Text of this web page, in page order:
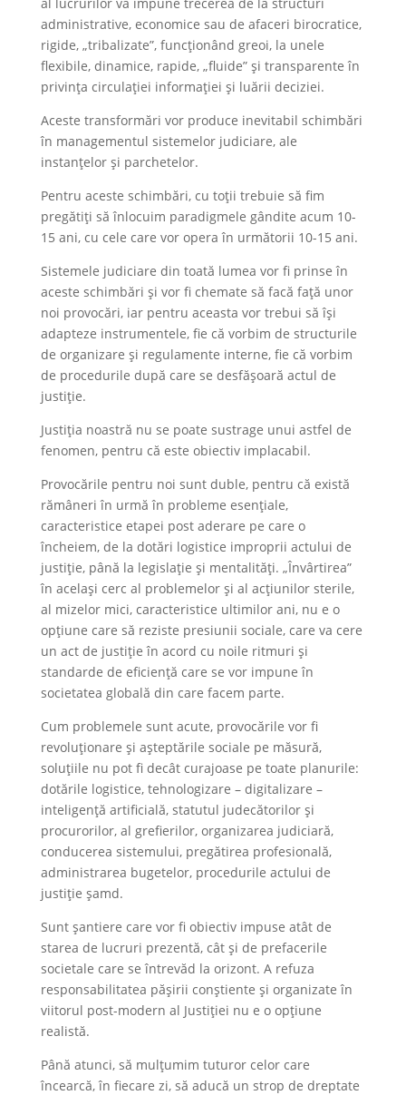
administrative, economice sau de afaceri birocratice,
rigide, „tribalizate”, funcționând greoi, la unele
flexibile, dinamice, rapide, „fluide” și transparente în
privința circulației informației și luării deciziei.
Aceste transformări vor produce inevitabil schimbări
în managementul sistemelor judiciare, ale
instanțelor și parchetelor.
Pentru aceste schimbări, cu toții trebuie să fim
pregătiți să înlocuim paradigmele gândite acum 10-
15 ani, cu cele care vor opera în următorii 10-15 ani.
Sistemele judiciare din toată lumea vor fi prinse în
aceste schimbări și vor fi chemate să facă față unor
noi provocări, iar pentru aceasta vor trebui să își
adapteze instrumentele, fie că vorbim de structurile
de organizare și regulamente interne, fie că vorbim
de procedurile după care se desfășoară actul de
justiție.
Justiția noastră nu se poate sustrage unui astfel de
fenomen, pentru că este obiectiv implacabil.
Provocările pentru noi sunt duble, pentru că există
rămâneri în urmă în probleme esențiale,
caracteristice etapei post aderare pe care o
încheiem, de la dotări logistice improprii actului de
justiție, până la legislație și mentalități. „Învârtirea”
în același cerc al problemelor și al acțiunilor sterile,
al mizelor mici, caracteristice ultimilor ani, nu e o
opțiune care să reziste presiunii sociale, care va cere
un act de justiție în acord cu noile ritmuri și
standarde de eficiență care se vor impune în
societatea globală din care facem parte.
Cum problemele sunt acute, provocările vor fi
revoluționare și așteptările sociale pe măsură,
soluțiile nu pot fi decât curajoase pe toate planurile:
dotările logistice, tehnologizare – digitalizare –
inteligență artificială, statutul judecătorilor și
procurorilor, al grefierilor, organizarea judiciară,
conducerea sistemului, pregătirea profesională,
administrarea bugetelor, procedurile actului de
justiție șamd.
Sunt șantiere care vor fi obiectiv impuse atât de
starea de lucruri prezentă, cât și de prefacerile
societale care se întrevăd la orizont. A refuza
responsabilitatea pășirii conștiente și organizate în
viitorul post-modern al Justiției nu e o opțiune
realistă.
Până atunci, să mulțumim tuturor celor care
încearcă, în fiecare zi, să aducă un strop de dreptate